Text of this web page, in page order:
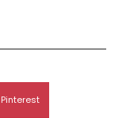
Share
Pinterest